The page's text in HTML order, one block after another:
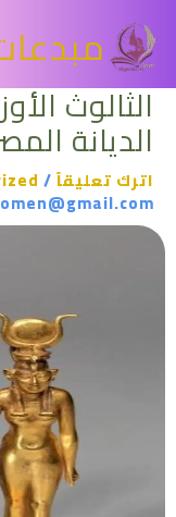
إلى
المحتوى
الثالوث
الديانة
اترك تعليقاً/